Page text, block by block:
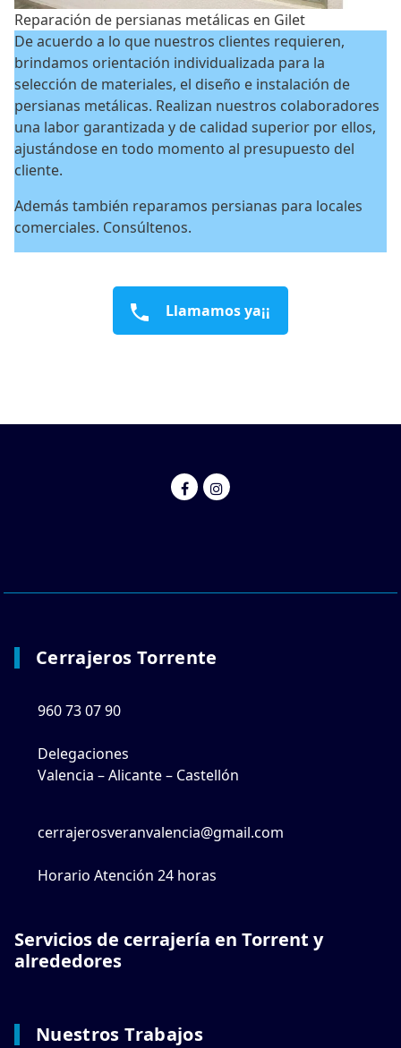
Reparación de persianas metálicas en Gilet
De acuerdo a lo que nuestros clientes requieren,
brindamos orientación individualizada para la
selección de materiales, el diseño e instalación de
persianas metálicas. Realizan nuestros colaboradores
una labor garantizada y de calidad superior por ellos,
ajustándose en todo momento al presupuesto del
cliente.
Además también reparamos persianas para locales
comerciales. Consúltenos.
Llamamos ya¡¡
Cerrajeros Torrente
960 73 07 90
Delegaciones
Valencia – Alicante – Castellón
cerrajerosveranvalencia@gmail.com
Horario Atención 24 horas
Servicios de cerrajería en Torrent y
alrededores
Nuestros Trabajos